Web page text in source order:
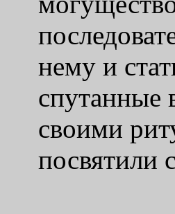
нему и
спутанные
своими
посвятили